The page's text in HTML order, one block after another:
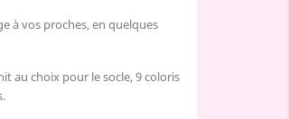
à vos proches, en quelques
au choix pour le socle, 9 coloris